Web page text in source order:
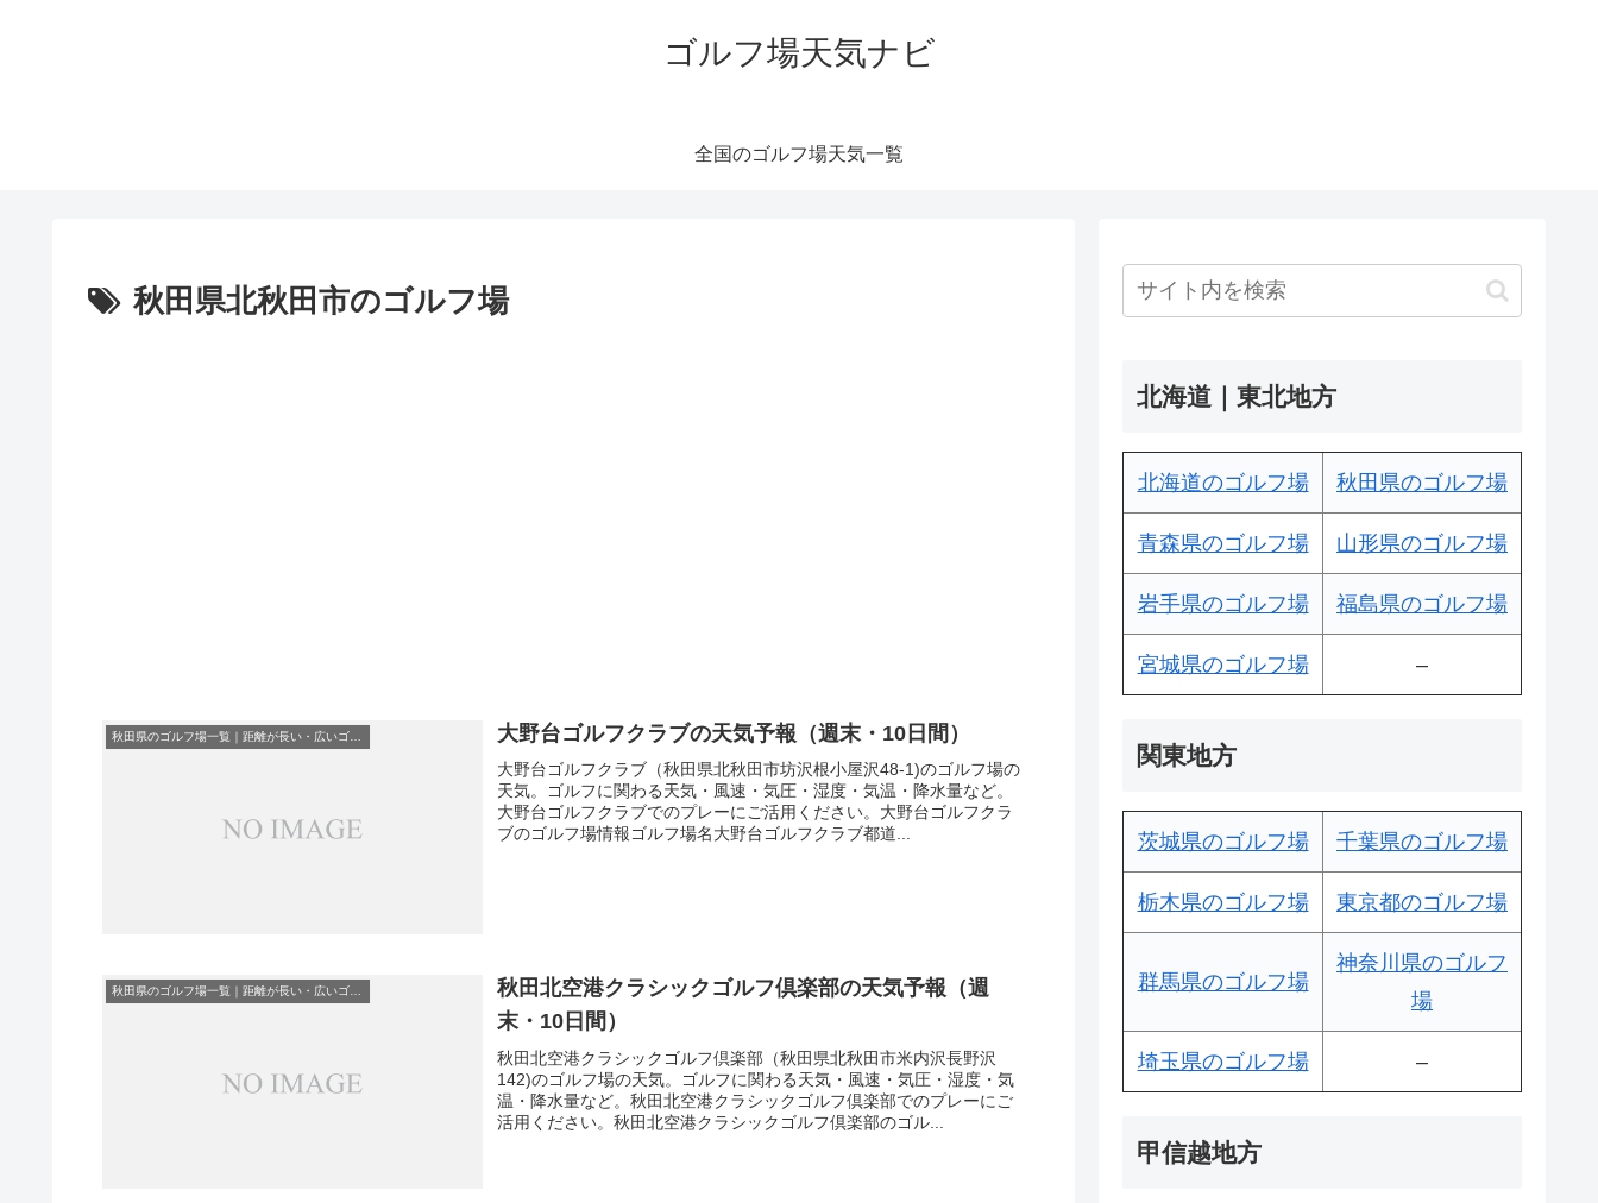
ゴルフ場天気ナビ
全国のゴルフ場天気一覧
秋田県北秋田市のゴルフ場
大野台ゴルフクラブの天気予報（週末・10日間）
大野台ゴルフクラブ（秋田県北秋田市坊沢根小屋沢48-1)のゴルフ場の
天気。ゴルフに関わる天気・風速・気圧・湿度・気温・降水量など。
大野台ゴルフクラブでのプレーにご活用ください。大野台ゴルフクラ
ブのゴルフ場情報ゴルフ場名大野台ゴルフクラブ都道...
秋田北空港クラシックゴルフ倶楽部の天気予報（週
末・10日間）
秋田北空港クラシックゴルフ倶楽部（秋田県北秋田市米内沢長野沢
142)のゴルフ場の天気。ゴルフに関わる天気・風速・気圧・湿度・気
温・降水量など。秋田北空港クラシックゴルフ倶楽部でのプレーにご
活用ください。秋田北空港クラシックゴルフ倶楽部のゴル...
北海道｜東北地方
北海道のゴルフ場 秋田県のゴルフ場
青森県のゴルフ場 山形県のゴルフ場
岩手県のゴルフ場 福島県のゴルフ場
宮城県のゴルフ場 –
関東地方
茨城県のゴルフ場 千葉県のゴルフ場
栃木県のゴルフ場 東京都のゴルフ場
群馬県のゴルフ場
神奈川県のゴルフ
場
埼玉県のゴルフ場 –
甲信越地方